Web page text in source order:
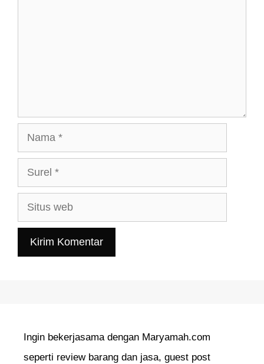
Nama
Surel
Situs
web
Ingin bekerjasama dengan Maryamah.com
seperti review barang dan jasa, guest post